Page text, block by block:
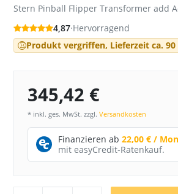
Stern Pinball Flipper Transformer add
4,87·Hervorragend
Produkt vergriffen, Lieferzeit ca. 90
345,42 €
* inkl. ges. MwSt. zzgl.Versandkosten
Finanzieren ab22,00 € /
mit easyCredit-Ratenkauf.